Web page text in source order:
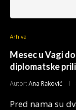
Arhiva
Mesec u Vagi
diplomatske
Autor: Ana Raković
Pred nama su